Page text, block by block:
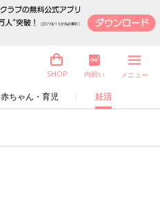
赤ちゃん・育児 妊活
SHOP 内祝い メニュー